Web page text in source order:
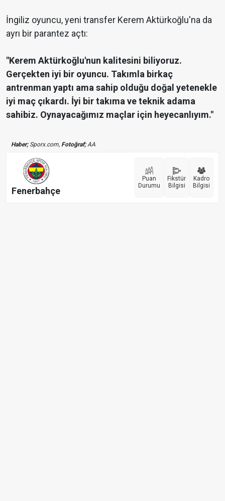
İngiliz oyuncu, yeni transfer Kerem Aktürkoğlu'na da
ayrı bir parantez açtı:
"Kerem Aktürkoğlu'nun kalitesini biliyoruz.
Gerçekten iyi bir oyuncu. Takımla birkaç
antrenman yaptı ama sahip olduğu doğal yetenekle
iyi maç çıkardı. İyi bir takıma ve teknik adama
sahibiz. Oynayacağımız maçlar için heyecanlıyım."
Haber;Sporx.com, Fotoğraf;AA
Fenerbahçe
Puan
Durumu
Fikstür
Bilgisi
Kadro
Bilgisi